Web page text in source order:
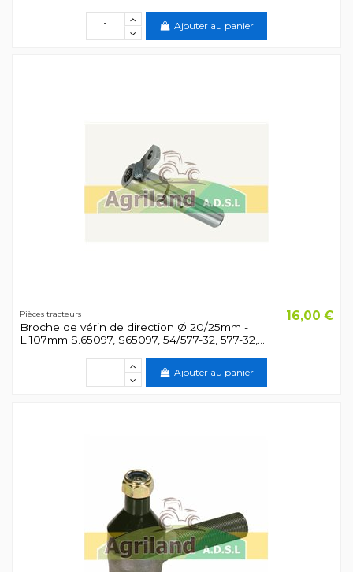
Ajouter au panier
Pièces tracteurs
Broche de vérin de direction Ø 20/25mm -
L.107mm S.65097, S65097, 54/577-32, 577-32,...
16,00 €
Ajouter au panier